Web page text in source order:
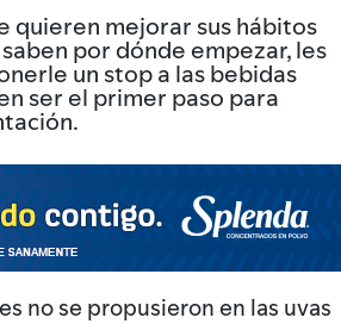
quieren mejorar sus hábitos
por dónde empezar, les
un stop a las bebidas
ser el primer paso para
no se propusieron en las uvas